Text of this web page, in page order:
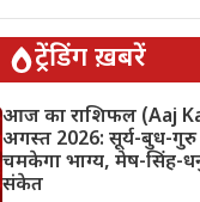
ट्रेंडिंग ख़बरें
आज का राशिफल (Aaj
अगस्त 2026: सूर्य-बुध-गुरु
चमकेगा भाग्य, मेष-सिंह-
संकेत